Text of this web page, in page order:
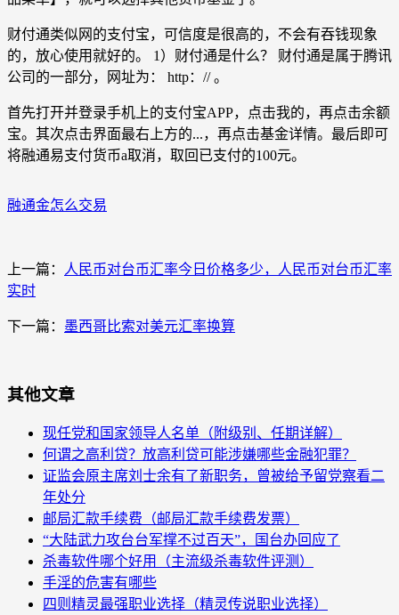
财付通类似网的支付宝，可信度是很高的，不会有吞钱现象
的，放心使用就好的。 1）财付通是什么？ 财付通是属于腾讯
公司的一部分，网址为： http：// 。
首先打开并登录手机上的支付宝APP，点击我的，再点击余额
宝。其次点击界面最右上方的...，再点击基金详情。最后即可
将融通易支付货币a取消，取回已支付的100元。
融通金怎么交易
上一篇：
人民币对台币汇率今日价格多少，人民币对台币汇率
实时
下一篇： 墨西哥比索对美元汇率换算
其他文章
现任党和国家领导人名单（附级别、任期详解）
何谓之高利贷？放高利贷可能涉嫌哪些金融犯罪？
证监会原主席刘士余有了新职务，曾被给予留党察看二
年处分
邮局汇款手续费（邮局汇款手续费发票）
“大陆武力攻台台军撑不过百天”，国台办回应了
杀毒软件哪个好用（主流级杀毒软件评测）
手淫的危害有哪些
四则精灵最强职业选择（精灵传说职业选择）